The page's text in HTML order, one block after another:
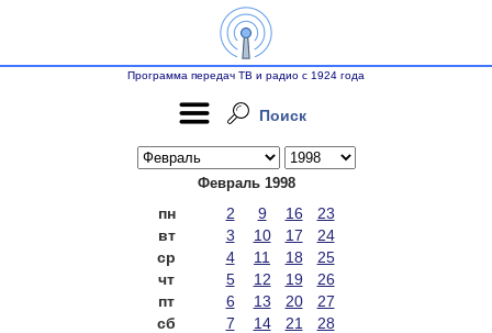
Программа передач ТВ и радио с 1924 года
Поиск
Февраль 1998
пн 2 9 16
23
вт
3 10 17
24
ср
4 11 18
25
чт
5 12 19
26
пт
6 13 20
27
сб
7 14 21
28